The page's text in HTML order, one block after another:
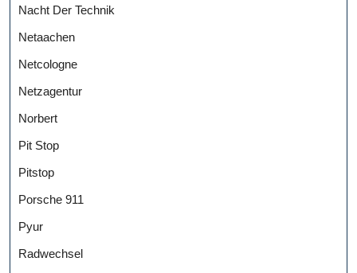
Nacht Der Technik
Netaachen
Netcologne
Netzagentur
Norbert
Pit Stop
Pitstop
Porsche 911
Pyur
Radwechsel